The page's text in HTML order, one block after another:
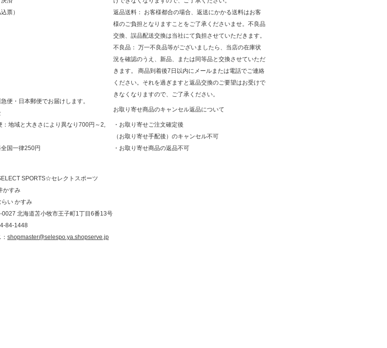
票）
便・日本郵便でお届けします。
：地域と大きさにより異なり700円～2,
国一律250円
返品送料： お客様都合の場合、返送にかかる送料はお客
様のご負担となりますことをご了承くださいませ。不良品
交換、誤品配送交換は当社にて負担させていただきます。
不良品： 万一不良品等がございましたら、当店の在庫状
況を確認のうえ、新品、または同等品と交換させていただ
きます。 商品到着後7日以内にメールまたは電話でご連絡
ください。それを過ぎますと返品交換のご要望はお受けで
きなくなりますので、ご了承ください。
お取り寄せ商品のキャンセル返品について
・お取り寄せご注文確定後
（お取り寄せ手配後）のキャンセル不可
・お取り寄せ商品の返品不可
SPORTS☆セレクトスポーツ
かすみ
い かすみ
0027 北海道苫小牧市王子町1丁目6番13号
84-1448
shopmaster@selespo.ya.shopserve.jp